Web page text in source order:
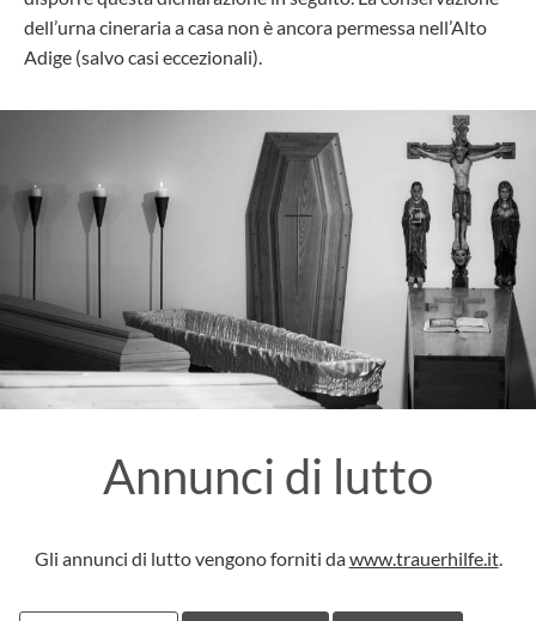
dell’urna cineraria a casa non è ancora permessa nell’Alto
Adige (salvo casi eccezionali).
Annunci di lutto
Gli annunci di lutto vengono forniti dawww.trauerhilfe.it.